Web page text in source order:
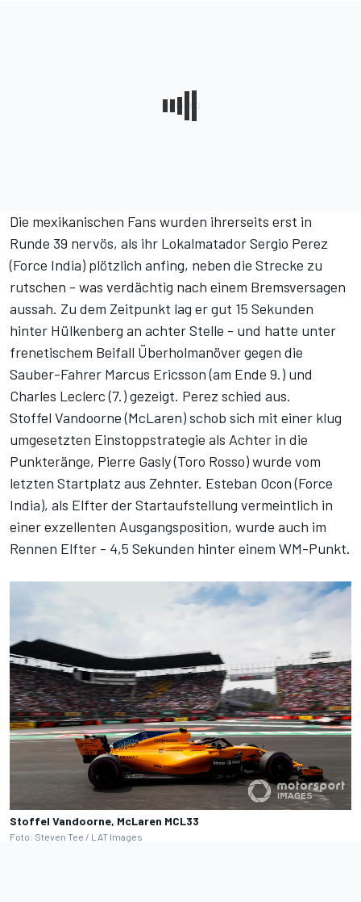
Die mexikanischen Fans wurden ihrerseits erst in
Runde 39 nervös, als ihr Lokalmatador Sergio Perez
(Force India) plötzlich anfing, neben die Strecke zu
rutschen - was verdächtig nach einem Bremsversagen
aussah. Zu dem Zeitpunkt lag er gut 15 Sekunden
hinter Hülkenberg an achter Stelle - und hatte unter
frenetischem Beifall Überholmanöver gegen die
Sauber-Fahrer Marcus Ericsson (am Ende 9.) und
Charles Leclerc (7.) gezeigt. Perez schied aus.
Stoffel Vandoorne (McLaren) schob sich mit einer klug
umgesetzten Einstoppstrategie als Achter in die
Punkteränge, Pierre Gasly (Toro Rosso) wurde vom
letzten Startplatz aus Zehnter. Esteban Ocon (Force
India), als Elfter der Startaufstellung vermeintlich in
einer exzellenten Ausgangsposition, wurde auch im
Rennen Elfter - 4,5 Sekunden hinter einem WM-Punkt.
Stoffel Vandoorne, McLaren MCL33
Foto: Steven Tee / LAT Images